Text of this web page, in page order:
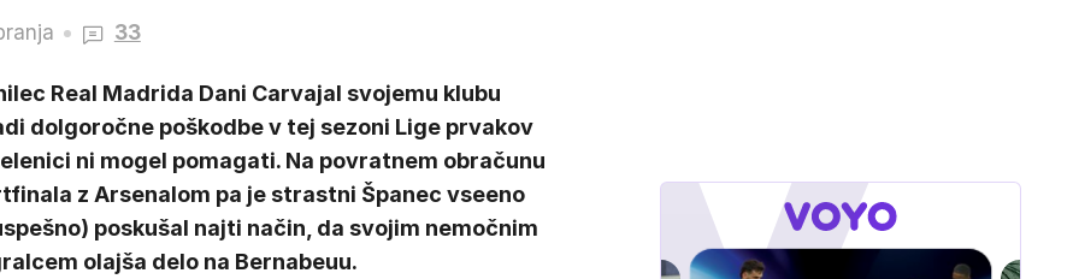
33
Real Madrida Dani Carvajal svojemu klubu
dolgoročne poškodbe v tej sezoni Lige prvakov
ni mogel pomagati. Na povratnem obračunu
z Arsenalom pa je strastni Španec vseeno
poskušal najti način, da svojim nemočnim
olajša delo na Bernabeuu.